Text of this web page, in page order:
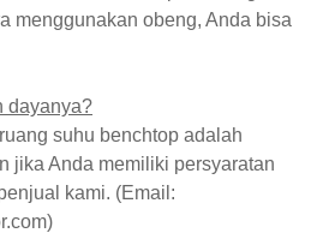
menggunakan obeng, Anda bisa
dayanya?
suhu benchtop adalah
jika Anda memiliki persyaratan
kami. (Email: